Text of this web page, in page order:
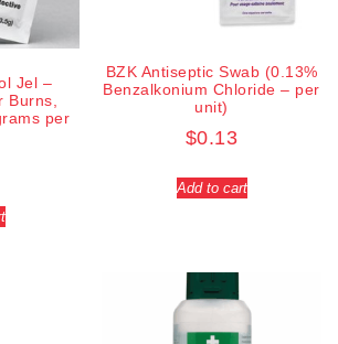
Jel –
Burns,
per
BZK Antiseptic Swab (0.13%
Benzalkonium Chloride – per
unit)
$0.13
Add to cart